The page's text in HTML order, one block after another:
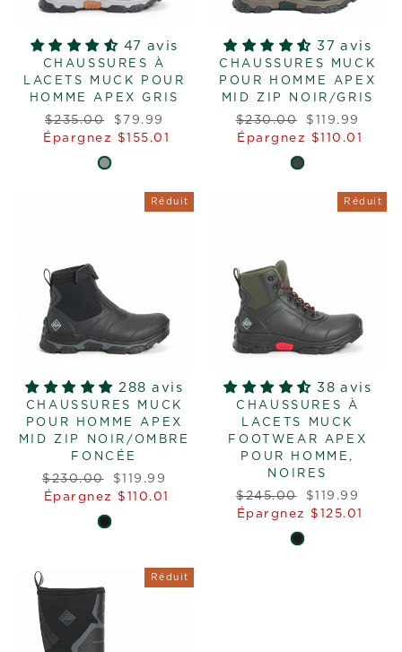
47 avis
CHAUSSURES À
LACETS MUCK POUR
HOMME APEX GRIS
Prix
régulier
$235.00
Prix
réduit
$79.99
Épargnez $155.01
37 avis
CHAUSSURES MUCK
POUR HOMME APEX
MID ZIP NOIR/GRIS
Prix
régulier
$230.00
Prix
réduit
$119.99
Épargnez $110.01
Réduit
288 avis
CHAUSSURES MUCK
POUR HOMME APEX
MID ZIP NOIR/OMBRE
FONCÉE
Prix
régulier
$230.00
Prix
réduit
$119.99
Épargnez $110.01
Réduit
38 avis
CHAUSSURES À
LACETS MUCK
FOOTWEAR APEX
POUR HOMME,
NOIRES
Prix
régulier
$245.00
Prix
réduit
$119.99
Épargnez $125.01
Réduit